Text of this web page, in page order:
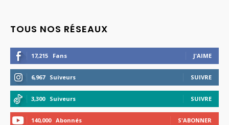
TOUS NOS RÉSEAUX
17,215 Fans J'AIME
6,967 Suiveurs SUIVRE
3,300 Suiveurs SUIVRE
140,000 Abonnés S'ABONNER